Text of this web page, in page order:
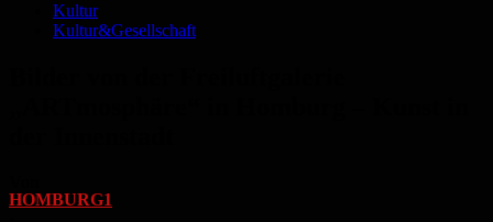
Kultur
Kultur&Gesellschaft
HOMBURG1